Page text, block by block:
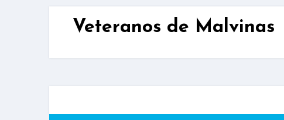
Veteranos de Malvinas